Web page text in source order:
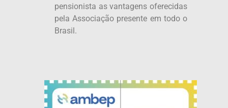
pensionista as vantagens oferecidas
pela Associação presente em todo o
Brasil.